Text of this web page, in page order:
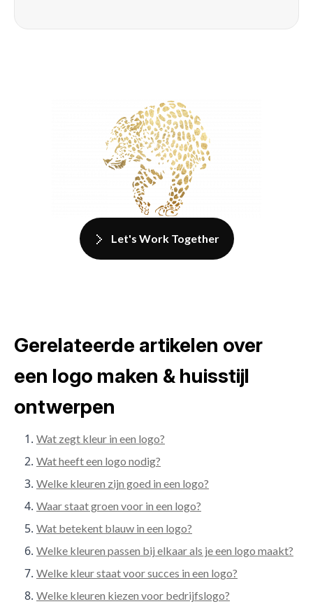
Let's Work Together
Gerelateerde artikelen over
een logo maken & huisstijl
ontwerpen
Wat zegt kleur in een logo?
Wat heeft een logo nodig?
Welke kleuren zijn goed in een logo?
Waar staat groen voor in een logo?
Wat betekent blauw in een logo?
Welke kleuren passen bij elkaar als je een logo maakt?
Welke kleur staat voor succes in een logo?
Welke kleuren kiezen voor bedrijfslogo?